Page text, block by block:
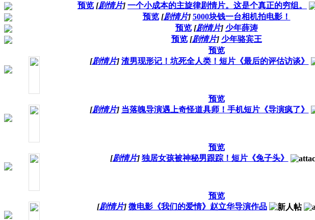
预览 [剧情片] 一个小成本的主旋律剧情片。这是个真正的穷组。
预览 [剧情片] 5000块钱一台相机拍电影！
预览 [剧情片] 少年薛涛
预览 [剧情片] 少年骆宾王
预览
[剧情片] 渣男现形记！坑死全人类！短片《最后的评估访谈》
预览
[剧情片] 当落魄导演遇上奇怪道具师！手机短片《导演疯了》
预览
[剧情片] 独居女孩被神秘男跟踪！短片《兔子头》
预览
[剧情片] 微电影《我们的爱情》赵立华导演作品